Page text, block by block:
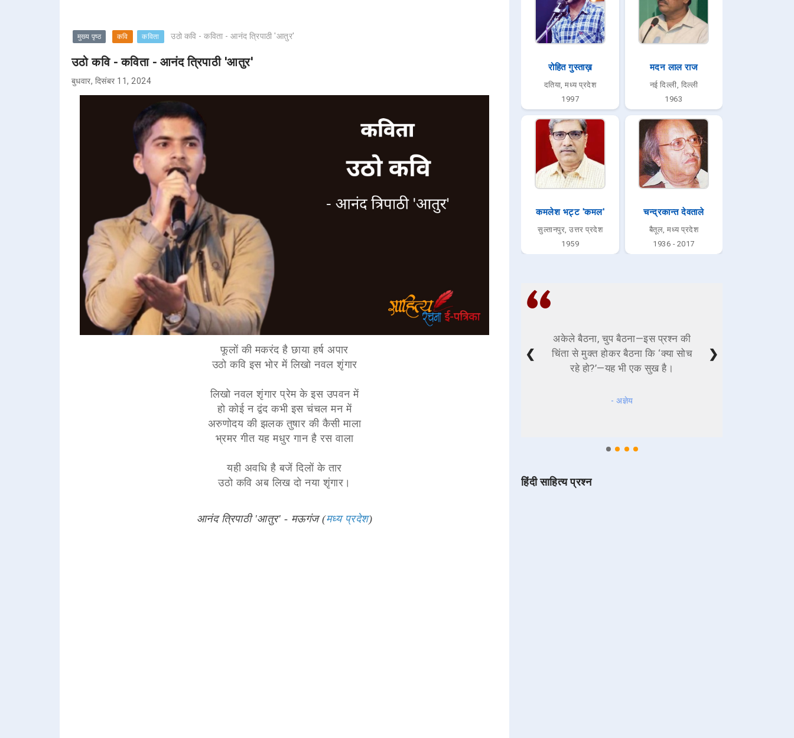
मुख्य पृष्ठ कवि कविता उठो कवि - कविता - आनंद त्रिपाठी 'आतुर'
उठो कवि - कविता - आनंद त्रिपाठी 'आतुर'
बुधवार, दिसंबर 11, 2024
फूलों की मकरंद है छाया हर्ष अपार
उठो कवि इस भोर में लिखो नवल शृंगार
लिखो नवल शृंगार प्रेम के इस उपवन में
हो कोई न द्वंद कभी इस चंचल मन में
अरुणोदय की झलक तुषार की कैसी माला
भ्रमर गीत यह मधुर गान है रस वाला
यही अवधि है बजें दिलों के तार
उठो कवि अब लिख दो नया शृंगार।
आनंद त्रिपाठी 'आतुर' - मऊगंज (मध्य प्रदेश)
रोहित गुस्ताख़
दतिया, मध्य प्रदेश
1997
मदन लाल राज
नई दिल्ली, दिल्ली
1963
कमलेश भट्ट 'कमल'
सुल्तानपुर, उत्तर प्रदेश
1959
चन्द्रकान्त देवताले
बैतूल, मध्य प्रदेश
1936 - 2017
अकेले बैठना, चुप बैठना—इस प्रश्न की
चिंता से मुक्त होकर बैठना कि ‘क्या सोच
रहे हो?’—यह भी एक सुख है।
- अज्ञेय
❮ ❯
हिंदी साहित्य प्रश्न